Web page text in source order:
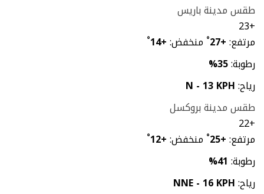
طقس مدينة باريس
+
23
مرتفع:+
27
° منخفض:+
14
°
رطوبة:35%
رياح:N - 13 KPH
طقس مدينة بروكسل
+
22
مرتفع:+
25
° منخفض:+
12
°
رطوبة: 41%
رياح:NNE - 16 KPH